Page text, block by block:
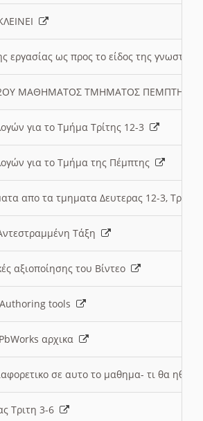
εργασίας ως προς το είδος της
2ΟΥ ΜΑΘΗΜΑΤΟΣ ΤΜΗΜΑΤΟΣ
για το Τμήμα Τρίτης 12-3
για το Τμήμα της Πέμπτης
απο τα τμηματα Δευτερας 12-3,
Τάξη
αξιοποίησης του Βίντεο
tools
αρχικα
σε αυτο το μαθημα- τι θα
Τριτη 3-6